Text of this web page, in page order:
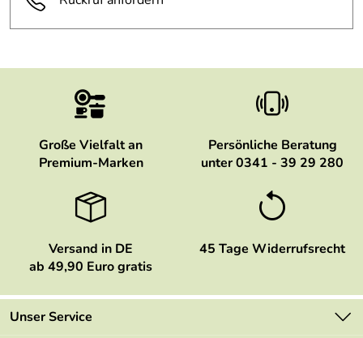
Große Vielfalt an
Premium-Marken
Persönliche Beratung
unter 0341 - 39 29 280
Versand in DE
ab 49,90 Euro gratis
45 Tage Widerrufsrecht
Unser Service